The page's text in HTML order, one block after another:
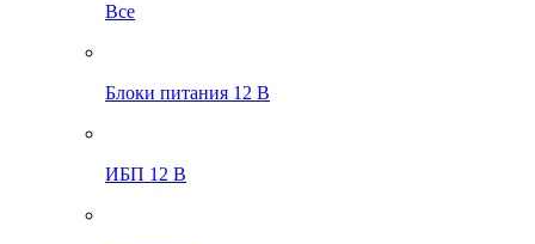
Все
Блоки питания 12 В
ИБП 12 В